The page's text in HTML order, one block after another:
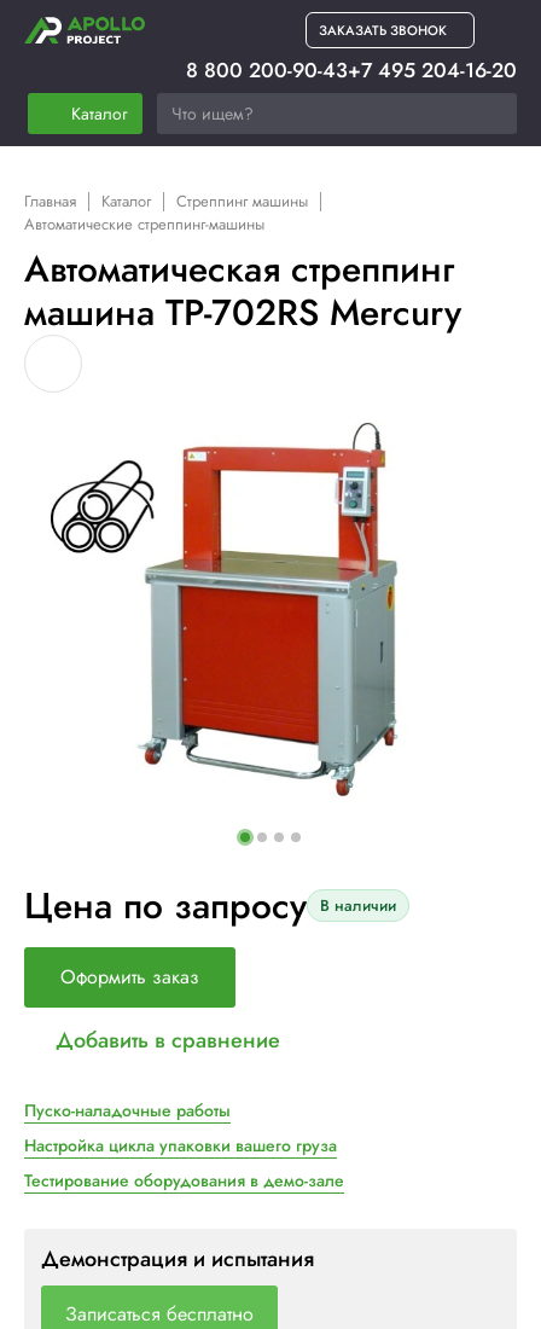
ЗАКАЗАТЬ ЗВОНОК
Каталог
8 800 200-90-43+7 495 204-16-20
Главная Каталог
Стреппинг машины
Автоматические стреппинг-машины
Автоматическая стреппинг
машина TP-702RS Mercury
Цена по запросу В наличии
Оформить заказ
Добавить в сравнение
Пуско-наладочные работы
Настройка цикла упаковки вашего груза
Тестирование оборудования в демо-зале
Демонстрация и испытания
Записаться бесплатно